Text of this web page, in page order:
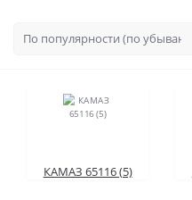
КАМАЗ 65116 (5)